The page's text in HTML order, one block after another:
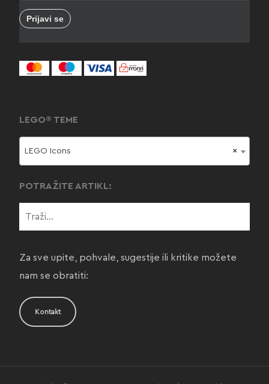
LEGO® TEME
×
LEGO Icons
POTRAŽITE ARTIKL:
Za sve upite, pohvale, sugestije ili kritike možete
nam se obratiti:
Kontakt